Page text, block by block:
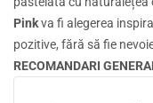
Pinkva fi alegerea
pozitive, fără să fie
RECOMANDARI